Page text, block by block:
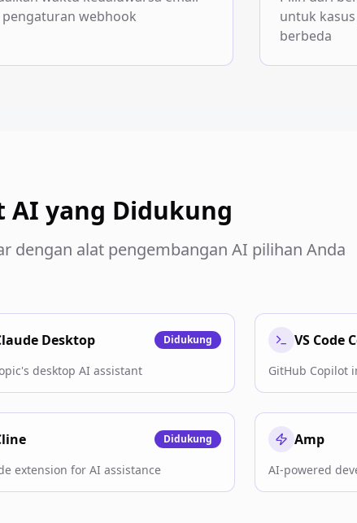
pengaturan webhook
untuk
berbeda
AI yang Didukung
dengan alat pengembangan AI pilihan Anda
Desktop Didukung
desktop AI assistant
VS Code
GitHub Copilot
Didukung
extension for AI assistance
Amp
AI-powered